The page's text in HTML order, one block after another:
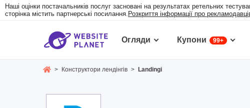
Наші оцінки постачальників послуг засновані на результатах ретельних
сторінка містить партнерські посилання. Розкриття інформації про
Огляди Купони 99+
> Конструктори лендінгів > Landingi